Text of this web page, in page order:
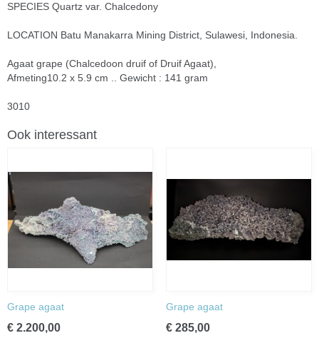
SPECIES Quartz var. Chalcedony
LOCATION Batu Manakarra Mining District, Sulawesi, Indonesia.
Agaat grape (Chalcedoon druif of Druif Agaat),
Afmeting10.2 x 5.9 cm .. Gewicht : 141 gram
3010
Ook interessant
Grape agaat
€ 2.200,00
Grape agaat
€ 285,00